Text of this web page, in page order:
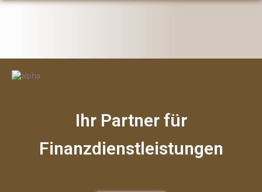
Ihr Partner für
Finanzdienstleistungen